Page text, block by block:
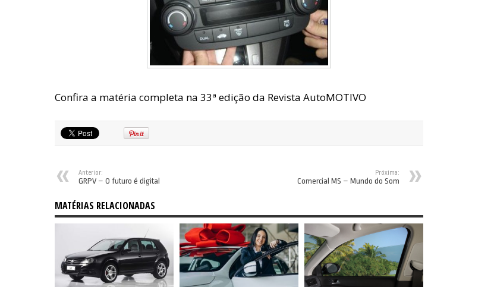
Confira a matéria completa na 33ª edição da Revista AutoMOTIVO
Anterior:
GRPV – O futuro é digital
Próxima:
Comercial MS – Mundo do Som
MATÉRIAS RELACIONADAS